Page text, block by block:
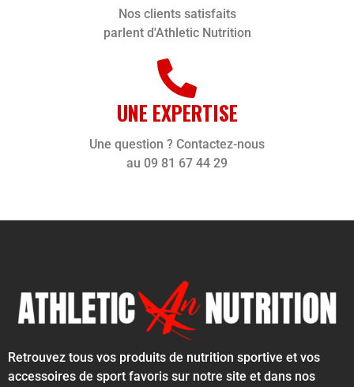
Nos clients satisfaits
parlent d'Athletic Nutrition
UNE EXPERTISE
Une question ? Contactez-nous
au 09 81 67 44 29
Retrouvez tous vos produits de nutrition sportive et vos
accessoires de sport favoris sur notre site et dans nos